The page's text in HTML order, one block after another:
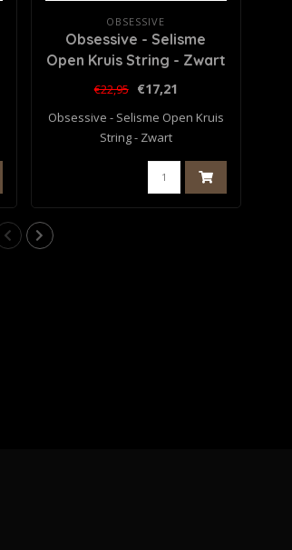
OBSESSIVE
Obsessive - Selisme
Open Kruis String - Zwart
€22,95 €17,21
Obsessive - Selisme Open Kruis
String - Zwart